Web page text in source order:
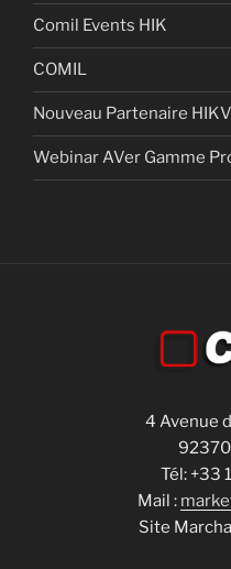
Comil Events HIK
COMIL
Nouveau Partenaire
Webinar AVer Gamme
4 Avenue
92370
Tél: +33
Mail :
Site